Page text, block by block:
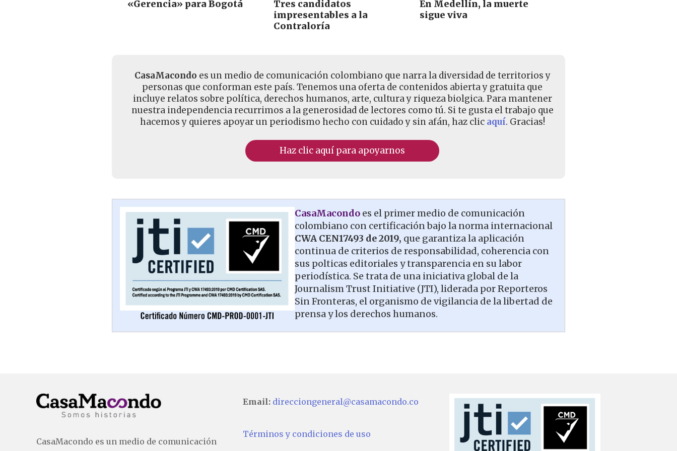
«Gerencia» para Bogotá
Tres candidatos
impresentables a la
Contraloría
En Medellín, la muerte
sigue viva
CasaMacondo es un medio de comunicación colombiano que narra la diversidad de territorios y
personas que conforman este país. Tenemos una oferta de contenidos abierta y gratuita que
incluye relatos sobre política, derechos humanos, arte, cultura y riqueza biolgica. Para mantener
nuestra independencia recurrimos a la generosidad de lectores como tú. Si te gusta el trabajo que
hacemos y quieres apoyar un periodismo hecho con cuidado y sin afán, haz clic aquí. Gracias!
Haz clic aquí para apoyarnos
CasaMacondo es el primer medio de comunicación
colombiano con certificación bajo la norma internacional
CWA CEN17493 de 2019, que garantiza la aplicación
continua de criterios de responsabilidad, coherencia con
sus polticas editoriales y transparencia en su labor
periodística. Se trata de una iniciativa global de la
Journalism Trust Initiative (JTI), liderada por Reporteros
Sin Fronteras, el organismo de vigilancia de la libertad de
prensa y los derechos humanos.
CasaMacondo es un medio de comunicación
Email: direcciongeneral@casamacondo.co
Términos y condiciones de uso